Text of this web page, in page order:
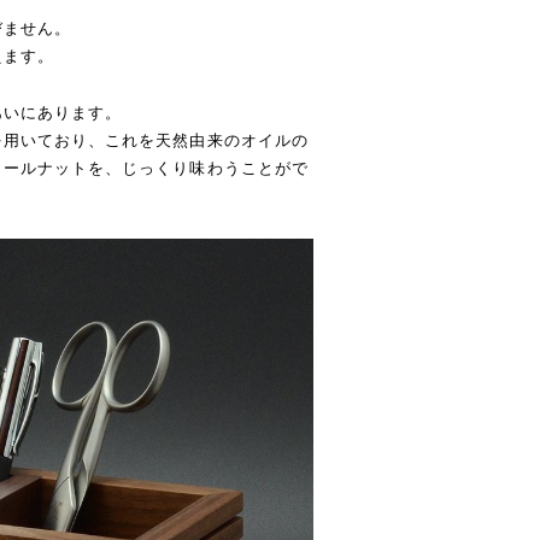
せん。
す。
にあります。
いており、これを天然由来のオイルの
ルナットを、じっくり味わうことがで